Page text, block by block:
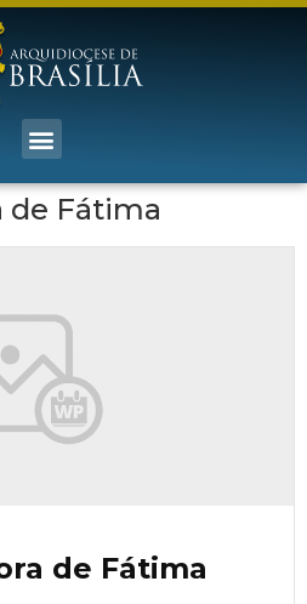
de Fátima
de Fátima